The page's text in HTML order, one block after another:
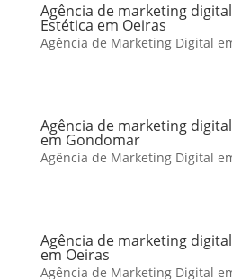
Agência de marketing
Estética em Oeiras
Agência de Marketing Digital
Agência de marketing
em Gondomar
Agência de Marketing Digital
Agência de marketing
em Oeiras
Agência de Marketing Digital